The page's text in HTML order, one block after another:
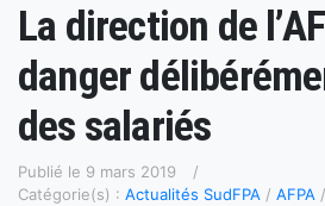
La direction de
danger
des salariés
Publié le 9 mars 2019
Catégorie(s) : Actualités SudFPA / AFPA /